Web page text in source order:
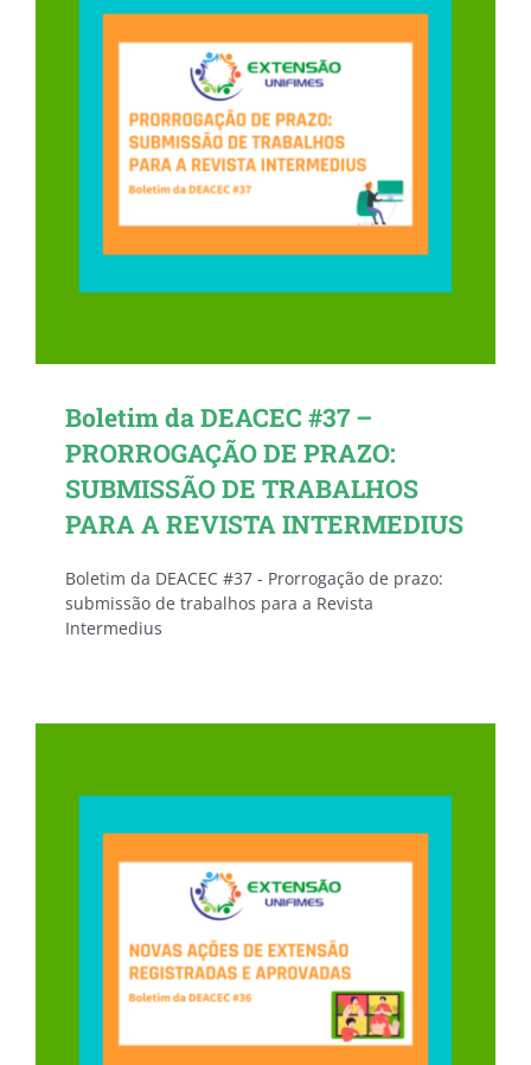
Boletim da DEACEC #37 –
PRORROGAÇÃO DE PRAZO:
SUBMISSÃO DE TRABALHOS
PARA A REVISTA INTERMEDIUS
Boletim da DEACEC #37 - Prorrogação de prazo:
submissão de trabalhos para a Revista
Intermedius